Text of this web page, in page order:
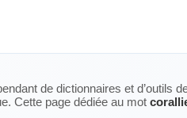
de dictionnaires et d’outils
Cette page dédiée au mot